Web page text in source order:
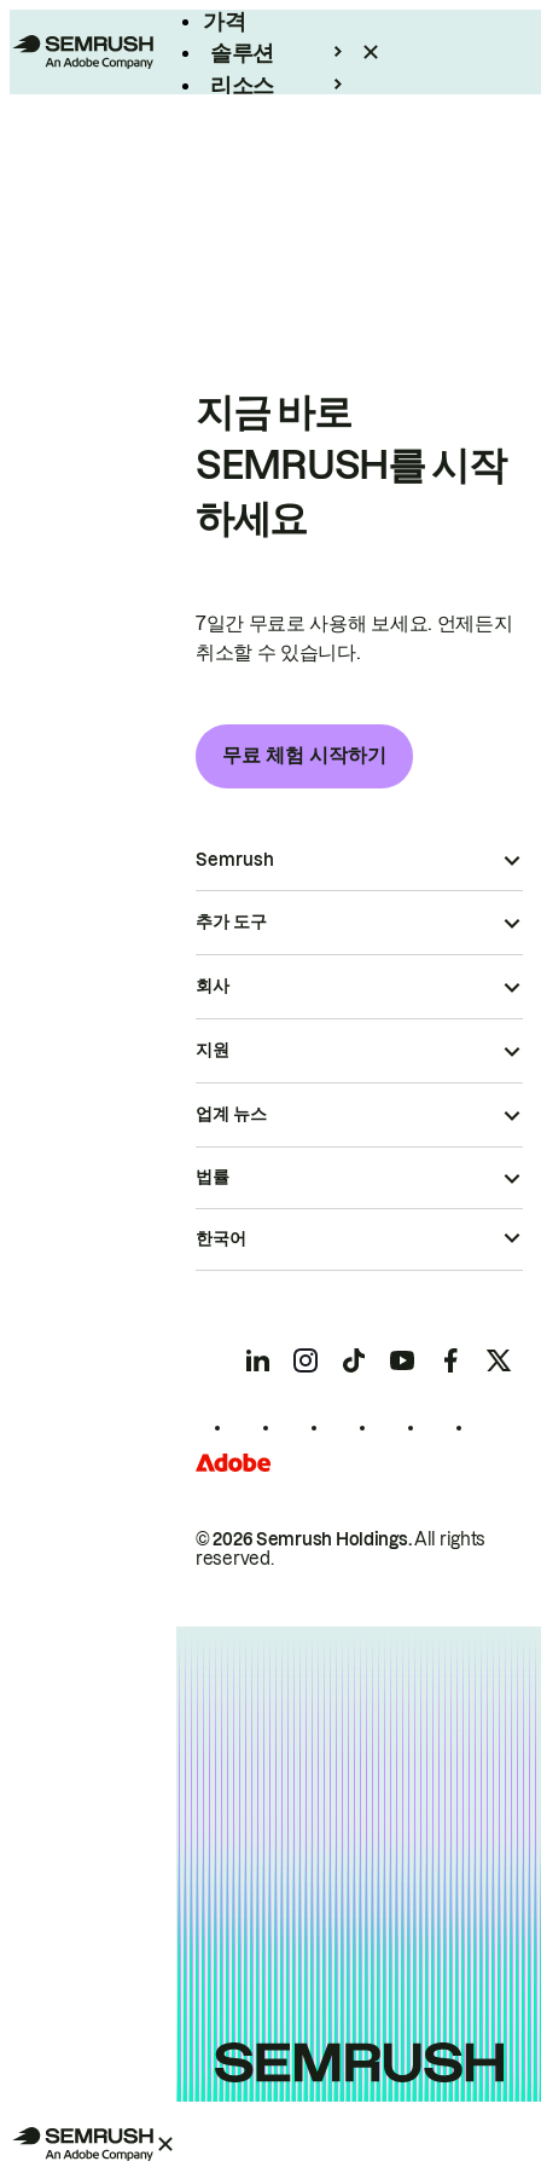
가격
솔루션
리소스
지금 바로
SEMRUSH를 시작
하세요
7일간 무료로 사용해 보세요. 언제든지
취소할 수 있습니다.
무료 체험 시작하기
Semrush
추가 도구
회사
지원
업계 뉴스
© 2026 Semrush Holdings.All rights
reserved.
법률
한국어